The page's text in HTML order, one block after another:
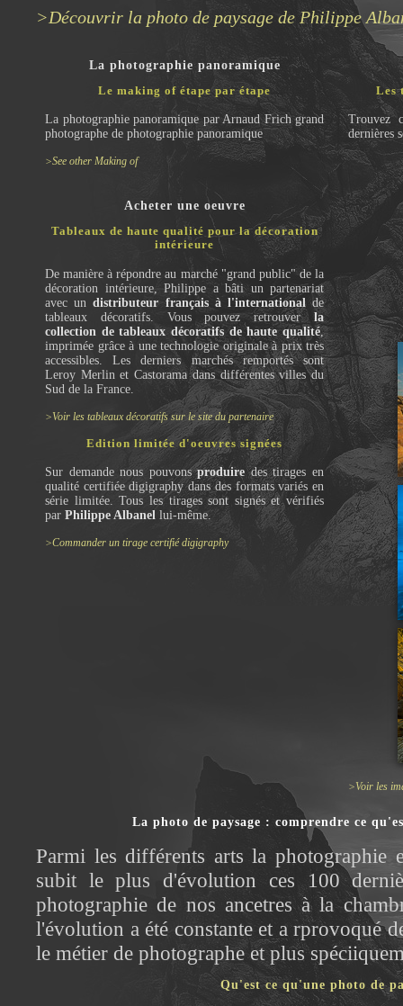
>Découvrir la photo de paysage de Philippe
La photographie panoramique
Le making of étape par étape
La photographie panoramique par Arnaud Frich grand
photographe de photographie panoramique
>See other Making of
Acheter une oeuvre
Tableaux de haute qualité pour la décoration
intérieure
De manière à répondre au marché "grand public" de la
décoration intérieure, Philippe a bâti un partenariat
avec undistributeur français à l'internationalde
tableaux décoratifs. Vous pouvez retrouver la
collection de tableaux décoratifs de haute qualité,
imprimée grâce à une technologie originale à prix très
accessibles. Les derniers marchés remportés sont
Leroy Merlin et Castorama dans différentes villes du
Sud de la France.
>Voir les tableaux décoratifs sur le site du partenaire
Edition limitée d'oeuvres signées
Sur demande nous pouvonsproduiredes tirages en
qualité certifiée digigraphy dans des formats variés en
série limitée. Tous les tirages sont signés et vérifiés
par Philippe Albanel lui-même.
>Commander un tirage certifié digigraphy
Les
Trouvez
dernières
>Voir les
La photo de paysage : comprendre ce
Parmi les différents arts la photographie
subit le plus d'évolution ces 100
photographie de nos ancetres à la
l'évolution a été constante et a rprovoqué
le métier de photographe et plus
Qu'est ce qu'une photo de